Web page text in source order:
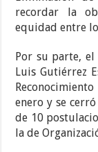
recordar la
equidad entre
Por su parte, el
Luis Gutiérrez
Reconocimiento
enero y se
de 10
la de